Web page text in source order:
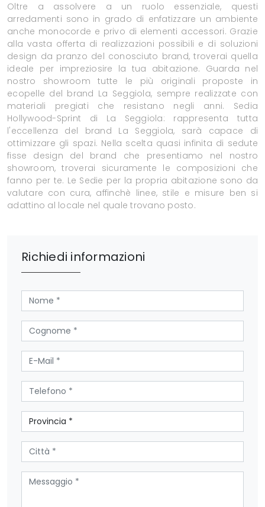
Oltre a assolvere a un ruolo essenziale, questi
arredamenti sono in grado di enfatizzare un ambiente
anche monocorde e privo di elementi accessori. Grazie
alla vasta offerta di realizzazioni possibili e di soluzioni
design da pranzo del conosciuto brand, troverai quella
ideale per impreziosire la tua abitazione. Guarda nel
nostro showroom tutte le più originali proposte in
ecopelle del brand La Seggiola, sempre realizzate con
materiali pregiati che resistano negli anni. Sedia
Hollywood-Sprint di La Seggiola: rappresenta tutta
l'eccellenza del brand La Seggiola, sarà capace di
ottimizzare gli spazi. Nella scelta quasi infinita di sedute
fisse design del brand che presentiamo nel nostro
showroom, troverai sicuramente le composizioni che
fanno per te. Le Sedie per la propria abitazione sono da
valutare con cura, affinchè linee, stile e misure ben si
adattino al locale nel quale trovano posto.
Richiedi informazioni